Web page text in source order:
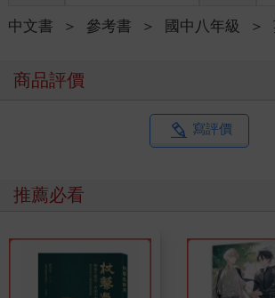
中文書 ＞ 參考書 ＞ 國中八年級 ＞
商品評價
寫評價
推薦必看